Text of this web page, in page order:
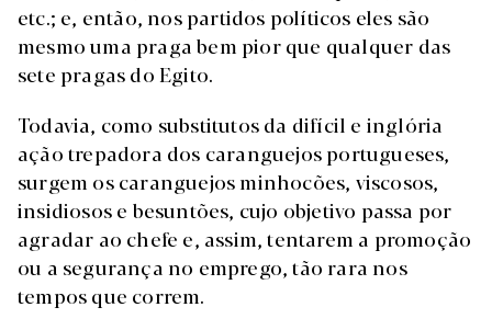
etc.; e, então, nos partidos políticos eles são
mesmo uma praga bem pior que qualquer das
sete pragas do Egito.
Todavia, como substitutos da difícil e inglória
ação trepadora dos caranguejos portugueses,
surgem os caranguejos minhocões, viscosos,
insidiosos e besuntões, cujo objetivo passa por
agradar ao chefe e, assim, tentarem a promoção
ou a segurança no emprego, tão rara nos
tempos que correm.